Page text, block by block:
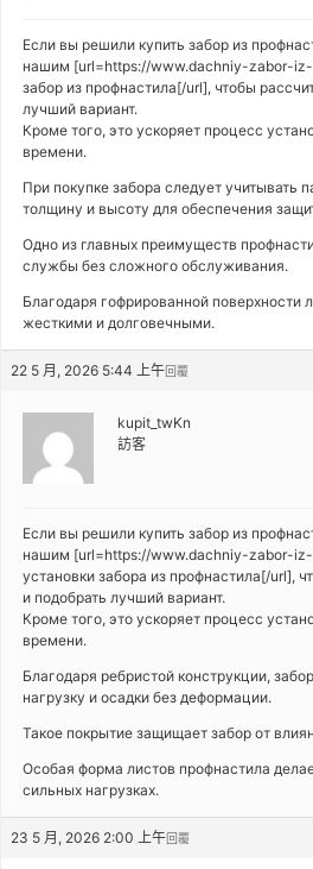
Если вы решили купить забор из
нашим [url=https://www.dachniy-zabor-
забор из профнастила[/url], чтобы
лучший вариант.
Кроме того, это ускоряет процесс
времени.
При покупке забора следует учитывать
толщину и высоту для обеспечения
Одно из главных преимуществ
службы без сложного обслуживания.
Благодаря гофрированной поверхности
жесткими и долговечными.
22 5 月, 2026 5:44 上午回覆
kupit_twKn
訪客
Если вы решили купить забор из
нашим [url=https://www.dachniy-zabor-iz-
установки забора из профнастила[/url],
и подобрать лучший вариант.
Кроме того, это ускоряет процесс
времени.
Благодаря ребристой конструкции,
нагрузку и осадки без деформации.
Такое покрытие защищает забор от
Особая форма листов профнастила
сильных нагрузках.
23 5 月, 2026 2:00 上午回覆